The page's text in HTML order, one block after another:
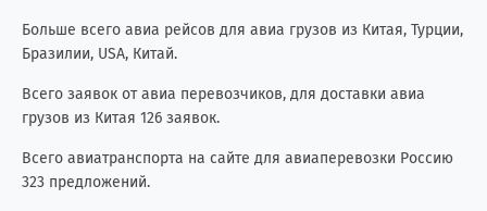
Больше всего авиа рейсов для авиа грузов из Китая, Турции,
Бразилии, USA, Китай.
Всего заявок от авиа перевозчиков, для доставки авиа
грузов из Китая 126 заявок.
Всего авиатранспорта на сайте для авиаперевозки Россию
323 предложений.